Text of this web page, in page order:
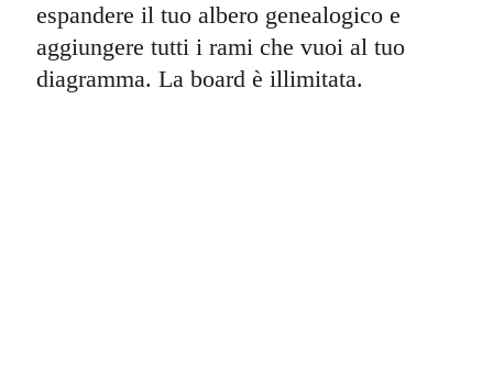
espandere il tuo albero genealogico e
aggiungere tutti i rami che vuoi al tuo
diagramma. La board è illimitata.